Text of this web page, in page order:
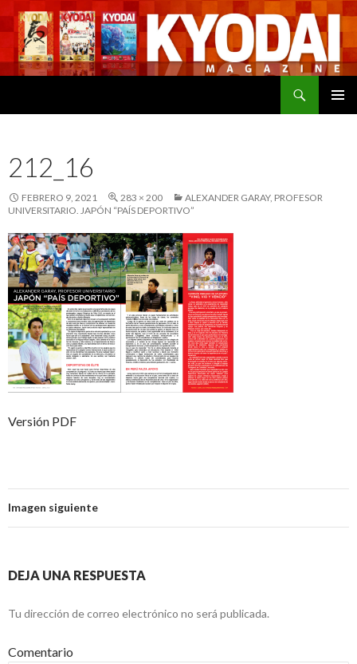
212_16
FEBRERO 9, 2021 283 × 200
ALEXANDER GARAY, PROFESOR
UNIVERSITARIO. JAPÓN “PAÍS DEPORTIVO”
Versión PDF
Imagen siguiente
DEJA UNA RESPUESTA
Tu dirección de correo electrónico no será publicada.
Comentario